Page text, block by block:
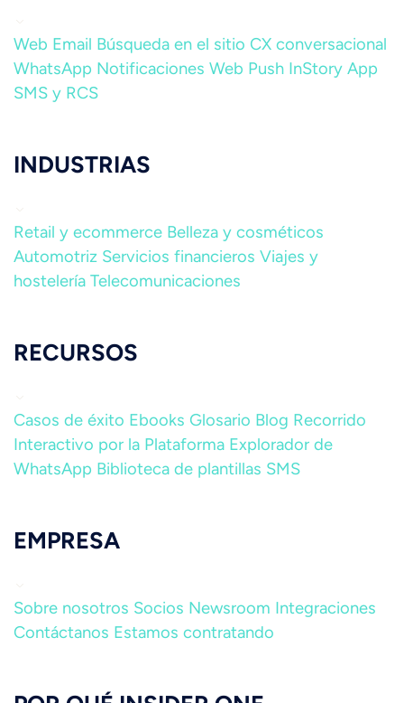
Web Email Búsqueda en el sitio CX conversacional
WhatsApp Notificaciones Web Push InStory App
SMS y RCS
INDUSTRIAS
Retail y ecommerce Belleza y cosméticos
Automotriz Servicios financieros Viajes y
hostelería Telecomunicaciones
RECURSOS
Casos de éxito Ebooks Glosario Blog Recorrido
Interactivo por la Plataforma Explorador de
WhatsApp Biblioteca de plantillas SMS
EMPRESA
Sobre nosotros Socios Newsroom Integraciones
Contáctanos Estamos contratando